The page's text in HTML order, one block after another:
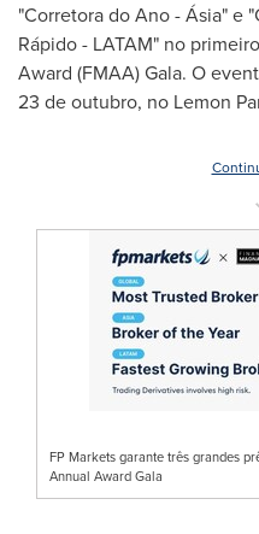
"Corretora do Ano - Ásia" e
Rápido - LATAM" no
Award (FMAA) Gala. O
23 de outubro, no Lemon
FP Markets garante três grandes
Annual Award Gala